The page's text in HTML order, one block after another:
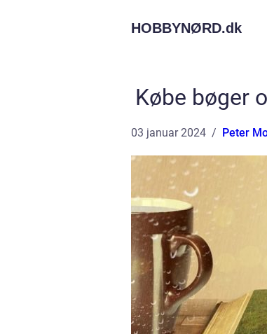
HOBBYNØRD.dk
Købe bøger
03 januar 2024 Peter